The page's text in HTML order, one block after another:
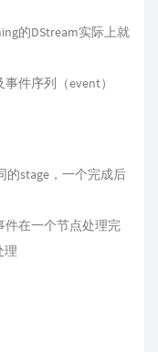
的DStream实际上就
件序列（event）
的stage，一个完成后
件在一个节点处理完
理